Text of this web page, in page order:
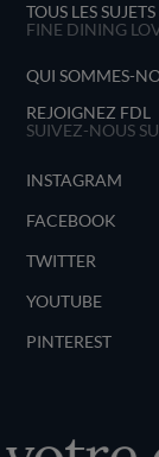
TOUS LES SUJETS
FINE DINING
QUI SOMMES-
REJOIGNEZ FDL
SUIVEZ-NOUS
INSTAGRAM
FACEBOOK
TWITTER
YOUTUBE
PINTEREST